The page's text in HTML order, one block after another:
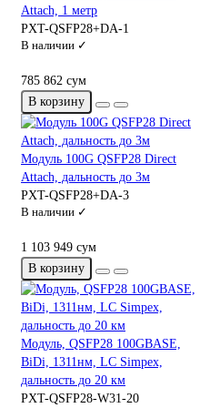
Attach, 1 метр
PXT-QSFP28+DA-1
В наличии ✓
785 862 сум
В корзину
Модуль 100G QSFP28 Direct
Attach, дальность до 3м
PXT-QSFP28+DA-3
В наличии ✓
1 103 949 сум
В корзину
Модуль, QSFP28 100GBASE,
BiDi, 1311нм, LC Simpex,
дальность до 20 км
PXT-QSFP28-W31-20